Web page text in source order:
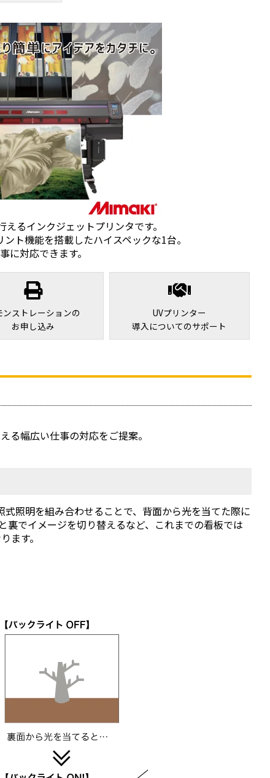
るインクジェットプリンタです。
ト機能を搭載したハイスペックな1台。
対応できます。
ンストレーションの
お申し込み
UVプリンター
導入についてのサポート
る幅広い仕事の対応をご提案。
照明を組み合わせることで、背面から光を当てた際に
でイメージを切り替えるなど、これまでの看板では
ます。